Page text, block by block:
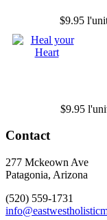
$9.95
$9.95
Contact
277 Mckeown Ave
Patagonia, Arizona
(520) 559-1731